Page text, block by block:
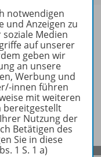
notwendigen
und Anzeigen zu
Medien
auf unserer
geben wir
an unsere
Werbung und
innen führen
mit weiteren
bereitgestellt
Nutzung der
Betätigen des
Sie in diese
1 S. 1 a)